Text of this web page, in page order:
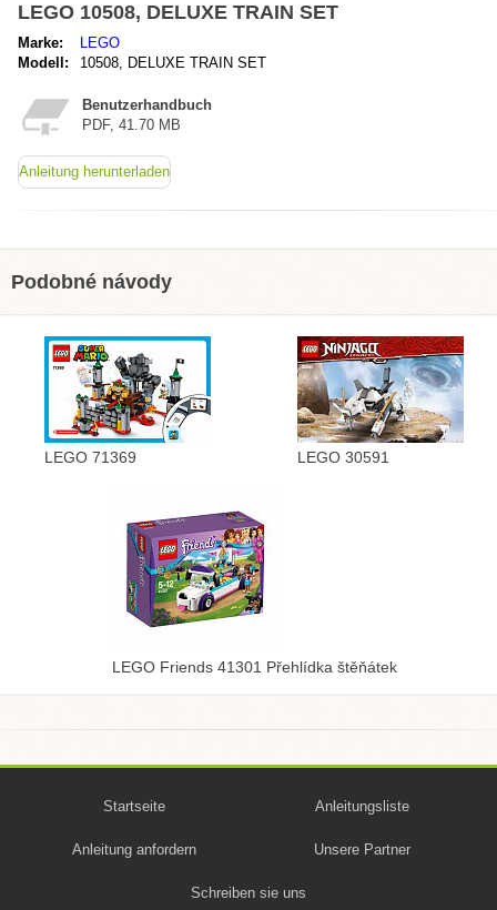
LEGO 10508, DELUXE TRAIN SET
Marke:
LEGO
Modell:
10508, DELUXE TRAIN SET
Benutzerhandbuch
PDF, 41.70 MB
Anleitung herunterladen
Podobné návody
LEGO 71369 LEGO 30591
LEGO Friends 41301 Přehlídka štěňátek
Startseite Anleitungsliste
Anleitung anfordern Unsere Partner
Schreiben sie uns